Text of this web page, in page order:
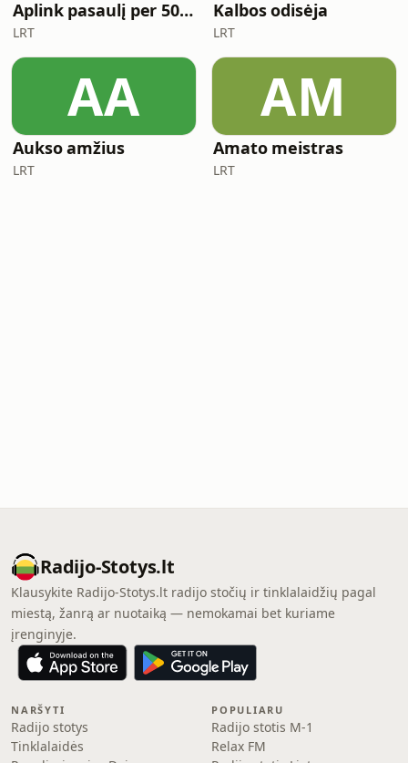
Aplink pasaulį per 50 minučių
LRT
Kalbos odisėja
LRT
AA
Aukso amžius
LRT
AM
Amato meistras
LRT
Radijo-Stotys.lt
Klausykite Radijo-Stotys.lt radijo stočių ir tinklalaidžių pagal
miestą, žanrą ar nuotaiką — nemokamai bet kuriame
įrenginyje.
NARŠYTI
Radijo stotys
Tinklalaidės
POPULIARU
Radijo stotis M-1
Relax FM